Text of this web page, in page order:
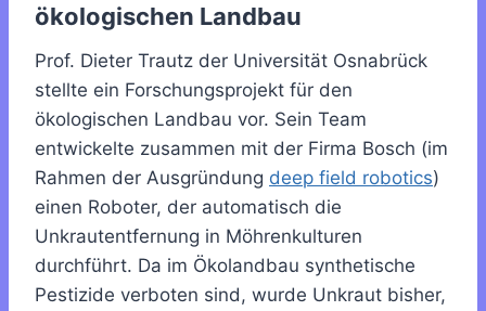
ökologischen Landbau
Prof. Dieter Trautz der Universität Osnabrück
stellte ein Forschungsprojekt für den
ökologischen Landbau vor. Sein Team
entwickelte zusammen mit der Firma Bosch (im
Rahmen der Ausgründung deep field robotics)
einen Roboter, der automatisch die
Unkrautentfernung in Möhrenkulturen
durchführt. Da im Ökolandbau synthetische
Pestizide verboten sind, wurde Unkraut bisher,